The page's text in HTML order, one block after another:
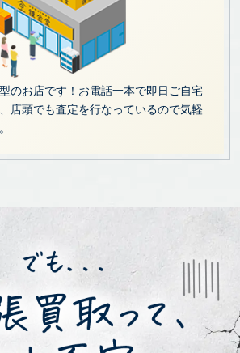
のお店です！お電話一本で即日ご自宅
店頭でも査定を行なっているので気軽